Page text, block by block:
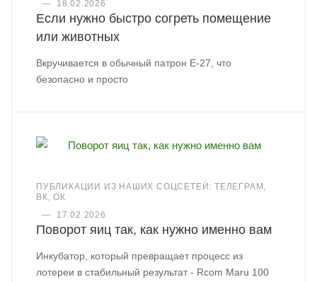
— 18.02.2026
Если нужно быстро согреть помещение
или животных
Вкручивается в обычный патрон Е-27, что
безопасно и просто
ПУБЛИКАЦИИ ИЗ НАШИХ СОЦСЕТЕЙ: ТЕЛЕГРАМ,
ВК, ОК
—
17.02.2026
Поворот яиц так, как нужно именно вам
Инкубатор, который превращает процесс из
лотереи в стабильный результат - Rcom Maru 100